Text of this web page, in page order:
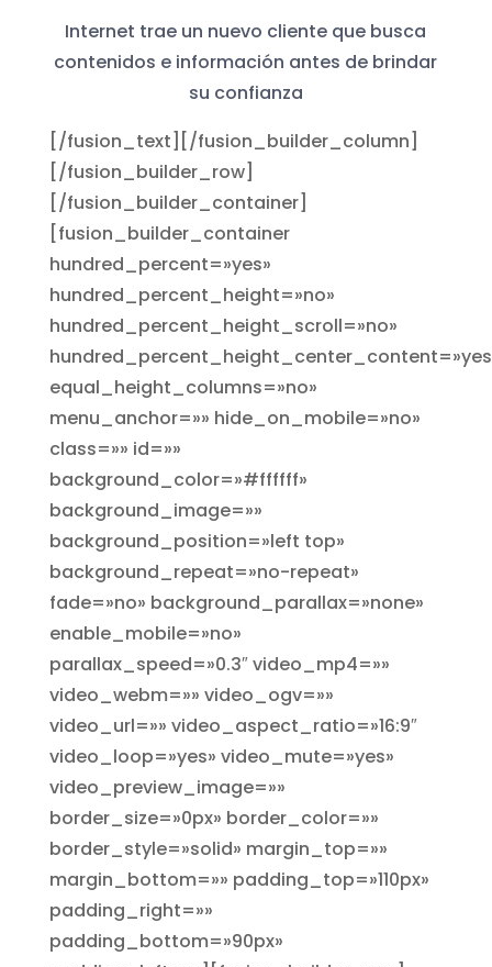
Internet trae un nuevo cliente que busca
contenidos e información antes de brindar
su confianza
[/fusion_text][/fusion_builder_column]
[/fusion_builder_row]
[/fusion_builder_container]
[fusion_builder_container
hundred_percent=»yes»
hundred_percent_height=»no»
hundred_percent_height_scroll=»no»
equal_height_columns=»no»
menu_anchor=»» hide_on_mobile=»no»
class=»» id=»»
background_color=»#ffffff»
background_image=»»
background_position=»left top»
background_repeat=»no-repeat»
fade=»no» background_parallax=»none»
enable_mobile=»no»
parallax_speed=»0.3″ video_mp4=»»
video_webm=»» video_ogv=»»
video_url=»» video_aspect_ratio=»16:9″
video_loop=»yes» video_mute=»yes»
video_preview_image=»»
border_size=»0px» border_color=»»
border_style=»solid» margin_top=»»
margin_bottom=»» padding_top=»110px»
padding_right=»»
padding_bottom=»90px»